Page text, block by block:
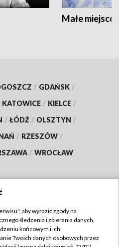
Małe
/ GDAŃSK /
KATOWICE / KIELCE /
/ ŁÓDŹ / OLSZTYN /
/ RZESZÓW /
/ WROCŁAW
TVP
TVP
aby wyrazić zgody na
śledzenia i zbierania danych,
końcowym i ich
Twoich danych osobowych przez